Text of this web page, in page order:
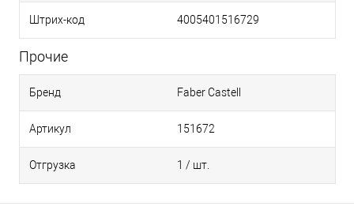
Штрих-код 4005401516729
Прочие
Бренд Faber Castell
Артикул 151672
Отгрузка 1 / шт.